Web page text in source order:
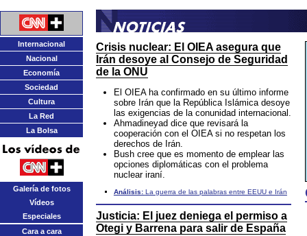
Internacional
Nacional
Economía
Sociedad
Cultura
La Red
La Bolsa
Galería de fotos
Vídeos
Especiales
Cara a cara
Crisis nuclear: El OIEA asegura que
Irán desoye al Consejo de Seguridad
de la ONU
El OIEA ha confirmado en su último informe
sobre Irán que la República Islámica desoye
las exigencias de la conunidad internacional.
Ahmadineyad dice que revisará la
cooperación con el OIEA si no respetan los
derechos de Irán.
Bush cree que es momento de emplear las
opciones diplomáticas con el problema
nuclear iraní.
Análisis: La guerra de las palabras entre EEUU e Irán
Justicia: El juez deniega el permiso a
Otegi y Barrena para salir de España